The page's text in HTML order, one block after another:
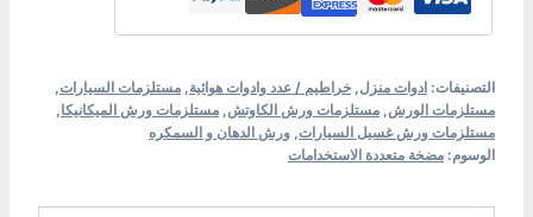
التصنيفات: ادوات منزل خراطيم / عدد وادوات هوائية مستلزمات السيارات
مستلزمات الورش مستلزمات ورش الكاوتش مستلزمات ورش الميكانيكا
مستلزمات ورش غسيل السيارات ورش الدهان و السمكره
الوسوم: مضخة متعددة الاستخدامات